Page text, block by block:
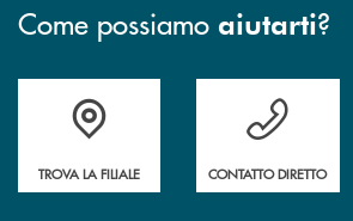
Come possiamo aiutarti?
Accedi all' elenco completo delle filiali .
TROVA LA FILIALE
Hai bisogno di
CONTATTO DIRETTO